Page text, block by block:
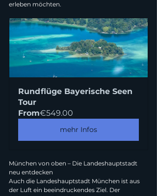
erleben möchten.
Rundflüge Bayerische Seen
Tour
From€549.00
mehr Infos
München von oben – Die Landeshauptstadt
neu entdecken
Auch die Landeshauptstadt München ist aus
der Luft ein beeindruckendes Ziel. Der